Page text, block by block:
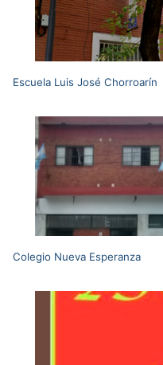
Escuela Luis José Chorroarín
Colegio Nueva Esperanza